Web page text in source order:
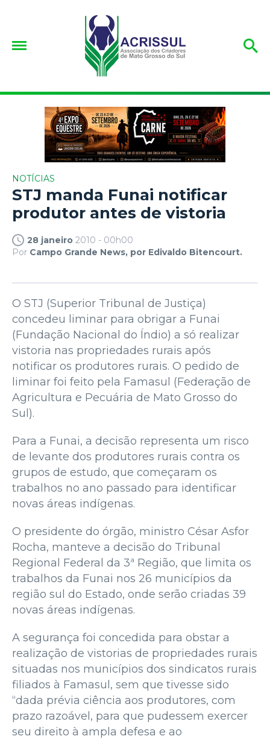
NOTÍCIAS
STJ manda Funai notificar
produtor antes de vistoria
28 janeiro 2010 - 00h00
Por Campo Grande News, por Edivaldo Bitencourt.
O STJ (Superior Tribunal de Justiça)
concedeu liminar para obrigar a Funai
(Fundação Nacional do Índio) a só realizar
vistoria nas propriedades rurais após
notificar os produtores rurais. O pedido de
liminar foi feito pela Famasul (Federação de
Agricultura e Pecuária de Mato Grosso do
Sul).
Para a Funai, a decisão representa um risco
de levante dos produtores rurais contra os
grupos de estudo, que começaram os
trabalhos no ano passado para identificar
novas áreas indígenas.
O presidente do órgão, ministro César Asfor
Rocha, manteve a decisão do Tribunal
Regional Federal da 3ª Região, que limita os
trabalhos da Funai nos 26 municípios da
região sul do Estado, onde serão criadas 39
novas áreas indígenas.
A segurança foi concedida para obstar a
realização de vistorias de propriedades rurais
situadas nos municípios dos sindicatos rurais
filiados à Famasul, sem que tivesse sido
“dada prévia ciência aos produtores, com
prazo razoável, para que pudessem exercer
seu direito à ampla defesa e ao